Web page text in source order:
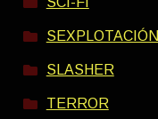
SEXPLOTACIÓN
SLASHER
TERROR